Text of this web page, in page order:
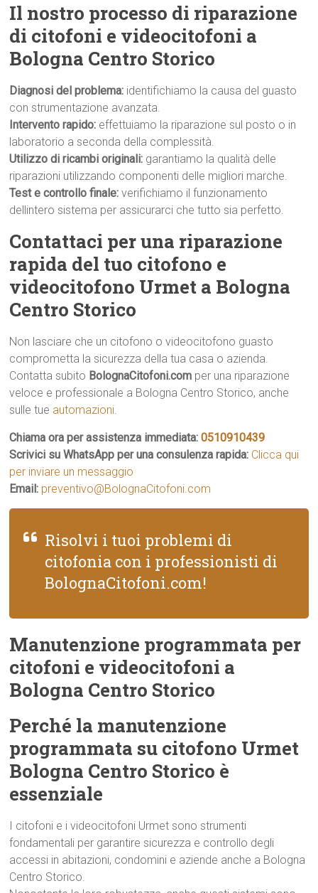
Il nostro processo di riparazione
di citofoni e videocitofoni a
Bologna Centro Storico
Diagnosi del problema: identifichiamo la causa del guasto
con strumentazione avanzata.
Intervento rapido: effettuiamo la riparazione sul posto o in
laboratorio a seconda della complessità.
Utilizzo di ricambi originali: garantiamo la qualità delle
riparazioni utilizzando componenti delle migliori marche.
Test e controllo finale:verifichiamo il funzionamento
dellintero sistema per assicurarci che tutto sia perfetto.
Contattaci per una riparazione
rapida del tuo citofono e
videocitofono Urmet a Bologna
Centro Storico
Non lasciare che un citofono o videocitofono guasto
comprometta la sicurezza della tua casa o azienda.
Contatta subito BolognaCitofoni.com per una riparazione
veloce e professionale a Bologna Centro Storico, anche
sulle tue automazioni.
Chiama ora per assistenza immediata:0510910439
Scrivici su WhatsApp per una consulenza rapida: Clicca qui
per inviare un messaggio
Email: preventivo@BolognaCitofoni.com
Risolvi i tuoi problemi di
citofonia con i professionisti di
BolognaCitofoni.com!
Manutenzione programmata per
citofoni e videocitofoni a
Bologna Centro Storico
Perché la manutenzione
programmata su citofono Urmet
Bologna Centro Storico è
essenziale
I citofoni e i videocitofoni Urmet sono strumenti
fondamentali per garantire sicurezza e controllo degli
accessi in abitazioni, condomini e aziende anche a Bologna
Centro Storico.